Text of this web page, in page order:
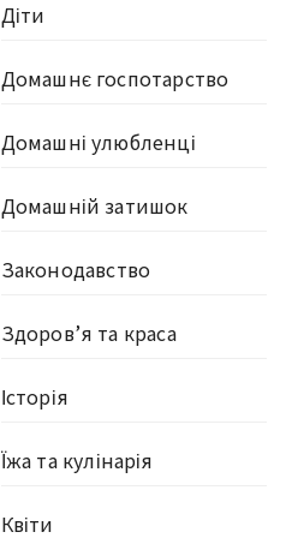
Діти
Домашнє госпотарство
Домашні улюбленці
Домашній затишок
Законодавство
Здоров’я та краса
Історія
Їжа та кулінарія
Квіти